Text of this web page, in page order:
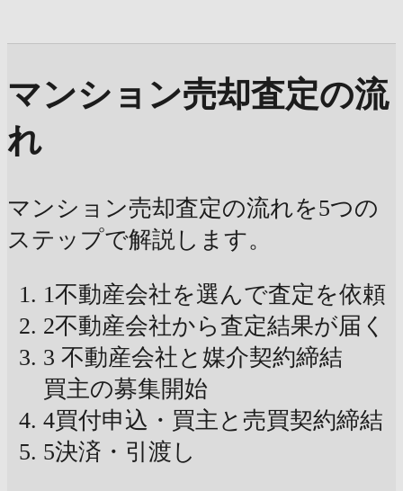
マンション売却査定の流
れ
マンション売却査定の流れを5つの
ステップで解説します。
1不動産会社を選んで査定を依頼
2不動産会社から査定結果が届く
3 不動産会社と媒介契約締結
買主の募集開始
4買付申込・買主と売買契約締結
5決済・引渡し